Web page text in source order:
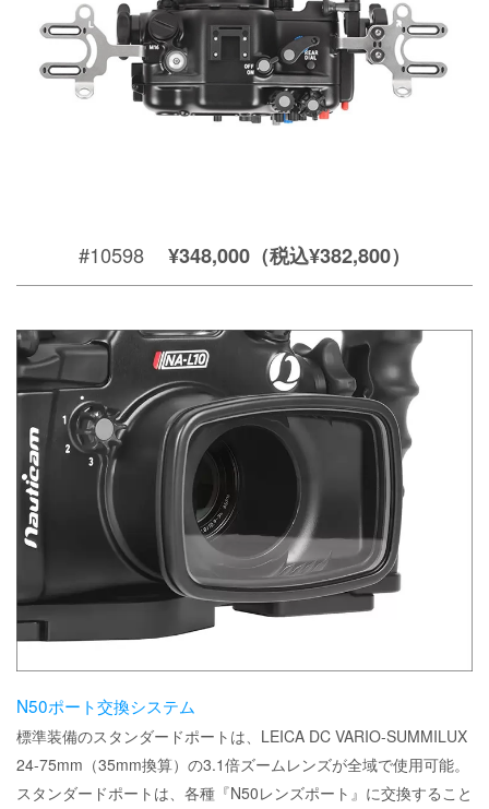
#10598 ¥348,000（税込¥382,800）
N50ポート交換システム
標準装備のスタンダードポートは、LEICA DC VARIO-SUMMILUX
24-75mm（35mm換算）の3.1倍ズームレンズが全域で使用可能。
スタンダードポートは、各種『N50レンズポート』に交換すること